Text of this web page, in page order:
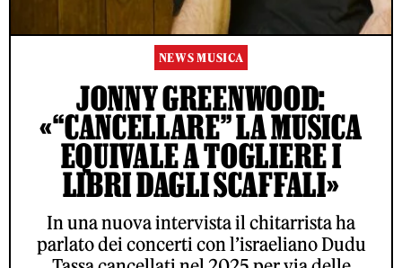
NEWS MUSICA
JONNY GREENWOOD:
«“CANCELLARE” LA MUSICA
EQUIVALE A TOGLIERE I
LIBRI DAGLI SCAFFALI»
In una nuova intervista il chitarrista ha
parlato dei concerti con l’israeliano Dudu